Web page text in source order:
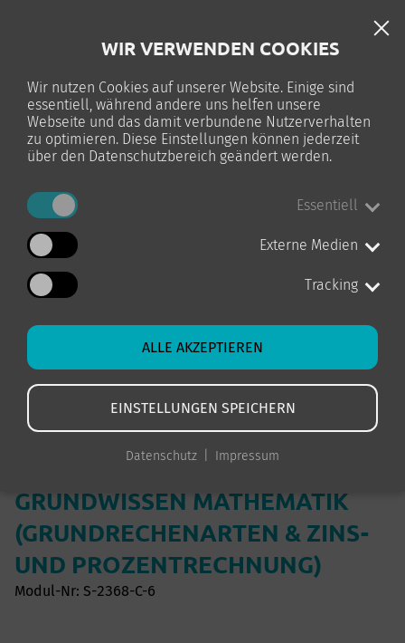
0
STARTSEITE
ERWERB VON
GRUNDKOMPETENZEN -
GRUNDWISSEN MATHEMATIK
(GRUNDRECHENARTEN & ZINS-
UND PROZENTRECHNUNG)
Modul-Nr: S-2368-C-6
WIR VERWENDEN COOKIES
Wir nutzen Cookies auf unserer Website. Einige sind
essentiell, während andere uns helfen unsere
Webseite und das damit verbundene Nutzerverhalten
zu optimieren. Diese Einstellungen können jederzeit
über den Datenschutzbereich geändert werden.
Essentiell
Externe Medien
Tracking
ALLE AKZEPTIEREN
EINSTELLUNGEN SPEICHERN
Datenschutz Impressum